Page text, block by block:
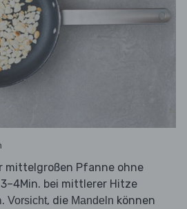
mittelgroßen Pfanne ohne
bei mittlerer Hitze
Vorsicht, die Mandeln können